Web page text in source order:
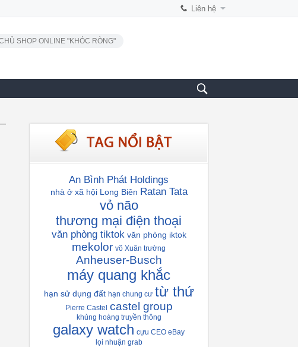
Liên hệ
SHOP ONLINE "KHÓC RÒNG"
An Bình Phát Holdings
nhà ở xã hội Long Biên Ratan Tata
vỏ não
thương mại điện thoại
văn phòng tiktok văn phòng iktok
mekolor võ Xuân trường
Anheuser-Busch
máy quang khắc
hạn sử dụng đất hạn chung cư từ thứ
Pierre Castel castel group
khủng hoàng truyền thông
galaxy watch cựu CEO eBay
lọi nhuận grab